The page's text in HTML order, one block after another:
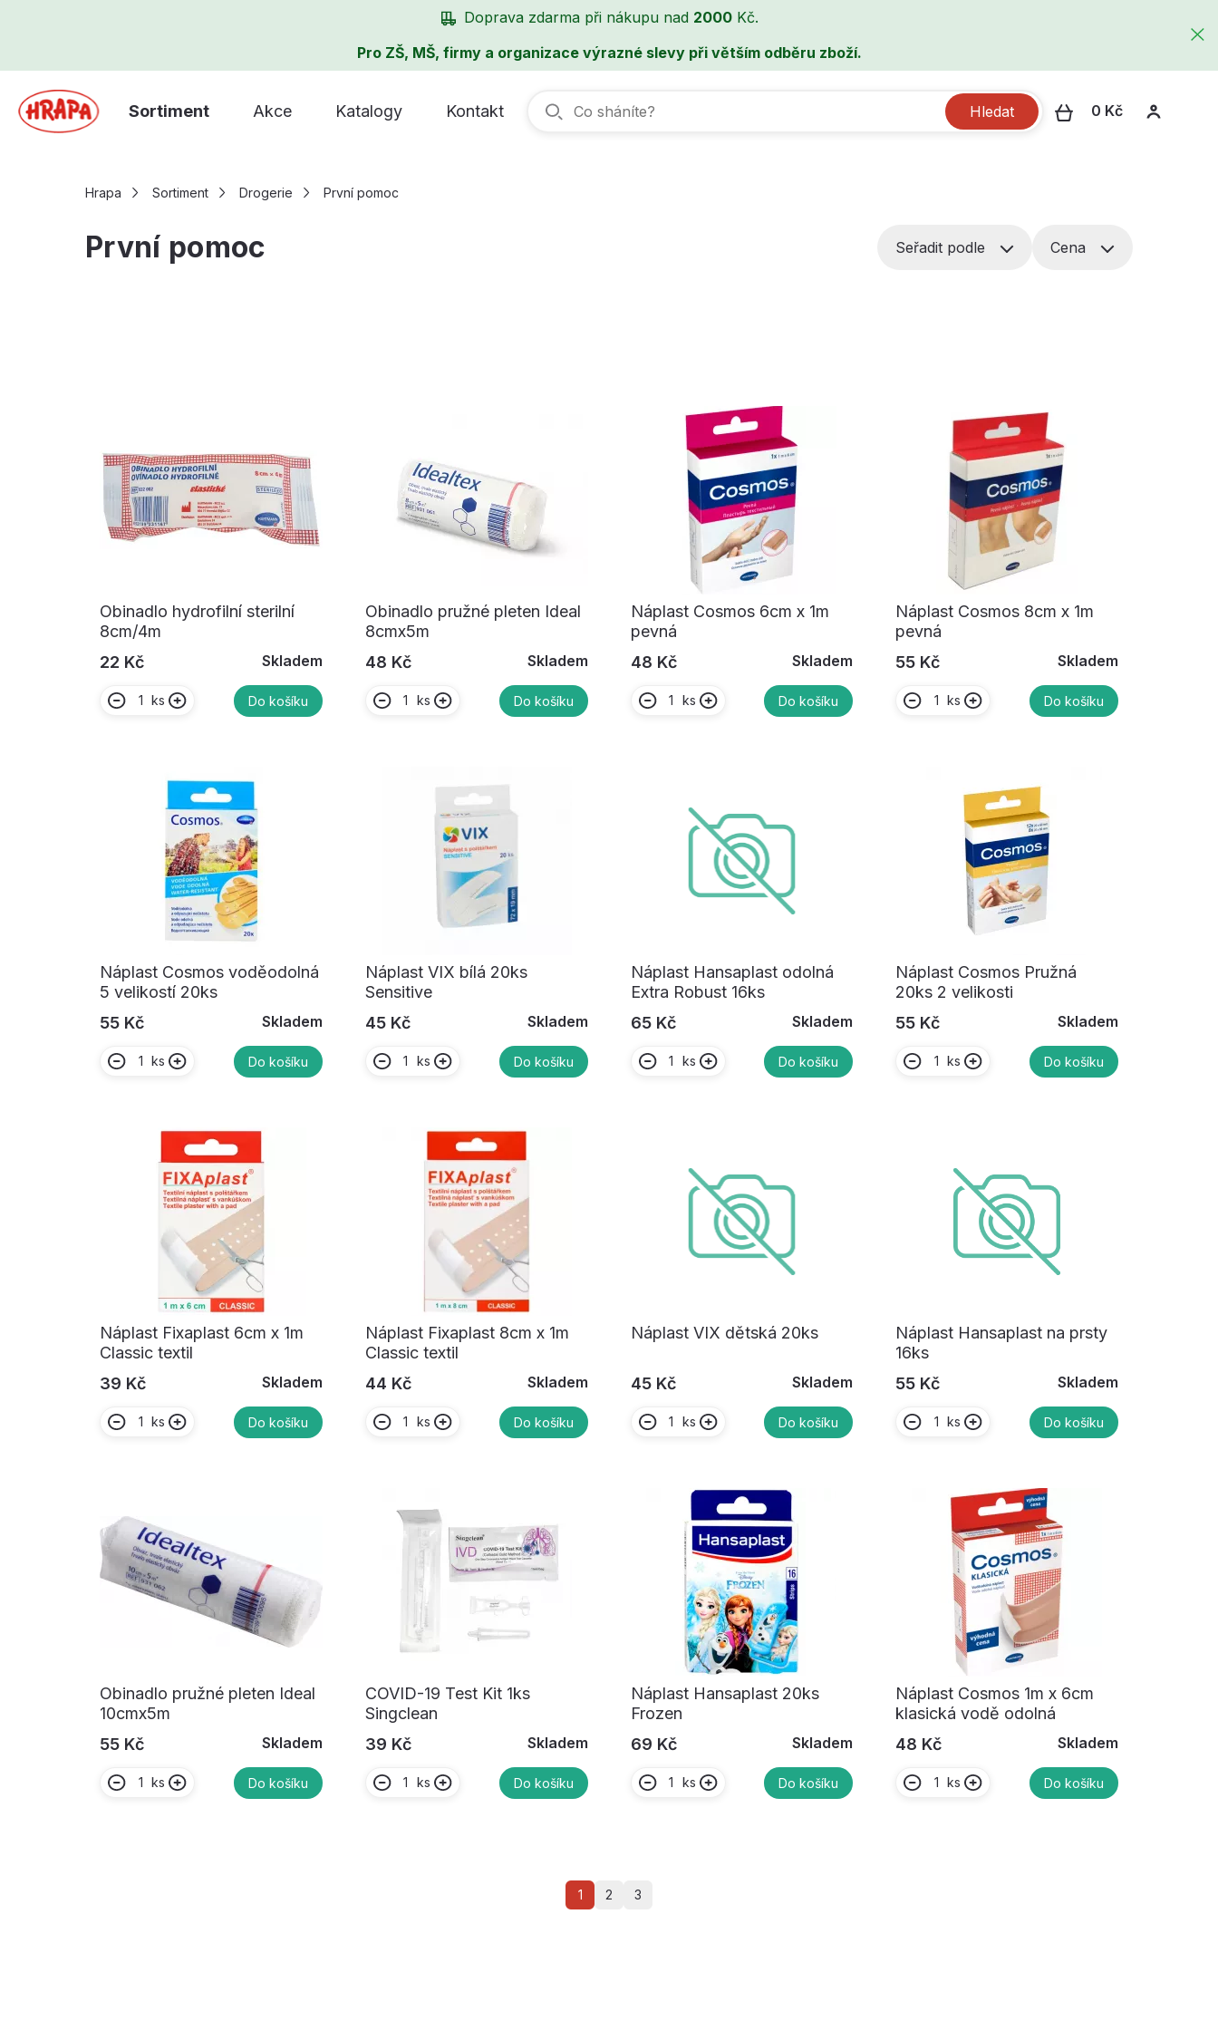
Doprava zdarma při nákupu nad 2000 Kč.
Pro ZŠ, MŠ, firmy a organizace výrazné slevy při větším odběru zboží.
Sortiment Akce Katalogy Kontakt Hledat 0 Kč
Hrapa Sortiment Drogerie První pomoc
První pomoc Seřadit podle Cena
Obinadlo hydrofilní sterilní
8cm/4m
22 Kč
Skladem
ks Do košíku
Obinadlo pružné pleten Ideal
8cmx5m
48 Kč
Skladem
ks Do košíku
Náplast Cosmos 6cm x 1m
pevná
48 Kč
Skladem
ks Do košíku
Náplast Cosmos 8cm x 1m
pevná
55 Kč
Skladem
ks Do košíku
Náplast Cosmos voděodolná
5 velikostí 20ks
55 Kč
Skladem
ks Do košíku
Náplast VIX bílá 20ks
Sensitive
45 Kč
Skladem
ks Do košíku
Náplast Hansaplast odolná
Extra Robust 16ks
65 Kč
Skladem
ks Do košíku
Náplast Cosmos Pružná
20ks 2 velikosti
55 Kč
Skladem
ks Do košíku
Náplast Fixaplast 6cm x 1m
Classic textil
39 Kč
Skladem
ks Do košíku
Náplast Fixaplast 8cm x 1m
Classic textil
44 Kč
Skladem
ks Do košíku
Náplast VIX dětská 20ks
45 Kč Skladem
ks Do košíku
Náplast Hansaplast na prsty
16ks
55 Kč
Skladem
ks Do košíku
Obinadlo pružné pleten Ideal
10cmx5m
55 Kč
Skladem
ks Do košíku
COVID-19 Test Kit 1ks
Singclean
39 Kč
Skladem
ks Do košíku
Náplast Hansaplast 20ks
Frozen
69 Kč
Skladem
ks Do košíku
Náplast Cosmos 1m x 6cm
klasická vodě odolná
48 Kč
Skladem
ks Do košíku
1 2 3